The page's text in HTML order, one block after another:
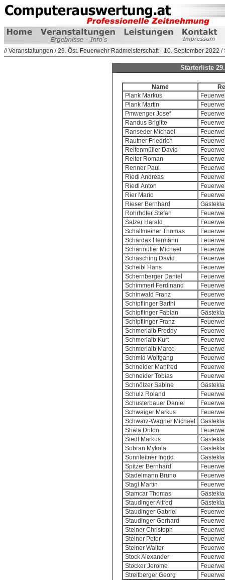
//Veranstaltungen /29. Öst. Feuerwehr Radmeisterschaft - 10. September 2022 /
Starterliste
Name
Plank Markus
Plank Martin
Pmwenger Josef
Randus Brigitte
Ranseder Michael
Rautner Friedrich
Reifenmüller David
Reiter Roman
Renner Paul
Riedl Andreas
Riedl Anton
Rier Mario
Rieser Bernhard
Rohrhofer Stefan
Salzer Harald
Schallmeiner Thomas
Schardax Hermann
Scharmüller Michael
Schasching David
Scheibl Hans
Schernberger Daniel
Schimmerl Ferdinand
Schinwald Franz
Schipflinger Barthl
Schipflinger Fabian
Schipflinger Franz
Schmerlaib Freddy
Schmerlaib Kurt
Schmerlaib Marco
Schmid Wolfgang
Schneider Manfred
Schneider Tobias
Schnölzer Sabine
Schulz Roland
Schusterbauer Daniel
Schwaiger Markus
Schwarz-Wagner Michael
Shala Driton
Siedl Markus
Sobran Mykola
Sonnleitner Ingrid
Spitzer Bernhard
Stadelmann Bruno
Stagl Martin
Stamcar Thomas
Staudinger Alfred
Staudinger Gabriel
Staudinger Gerhard
Steiner Christoph
Steiner Peter
Steiner Walter
Stock Alexander
Stocker Jerome
Streitberger Georg